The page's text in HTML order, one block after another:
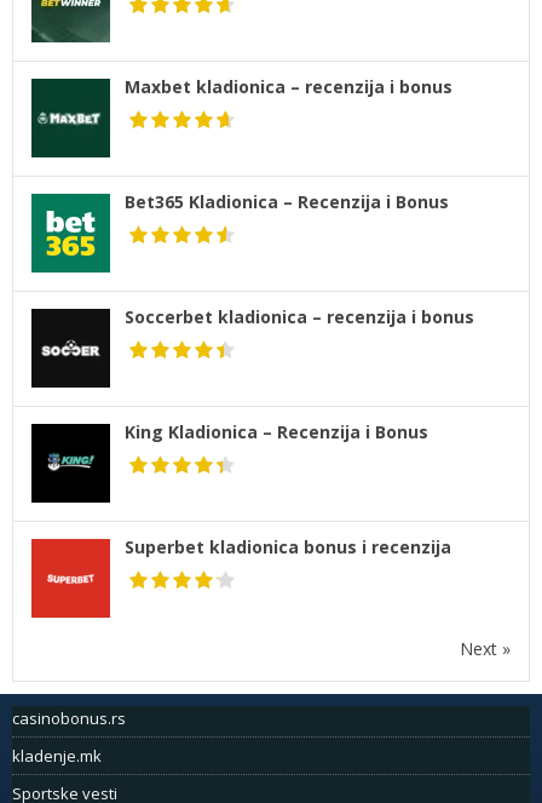
Maxbet kladionica – recenzija i bonus
Bet365 Kladionica – Recenzija i Bonus
Soccerbet kladionica – recenzija i bonus
King Kladionica – Recenzija i Bonus
Superbet kladionica bonus i recenzija
Next »
casinobonus.rs
kladenje.mk
Sportske vesti